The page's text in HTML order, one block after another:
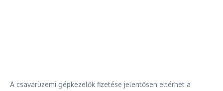
A csavarüzemi gépkezelők fizetése jelentősen eltérhet a